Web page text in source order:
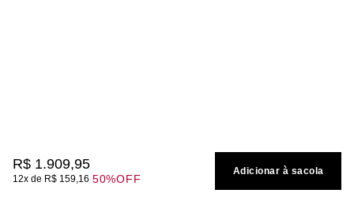
R$ 1.909,95
12 R$ 159,16 50%OFF
Adicionar à sacola